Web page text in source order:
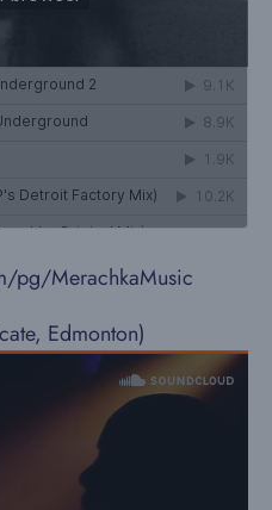
pg/MerachkaMusic
Edmonton)